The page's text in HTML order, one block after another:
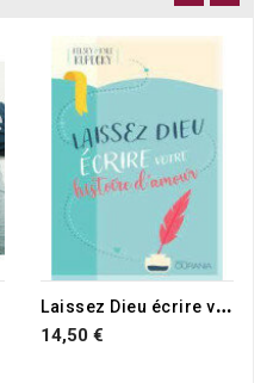
L
aissez Dieu écrire votre histoire d'amour
14,50 €